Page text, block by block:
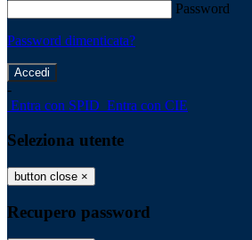
Password
Password dimenticata?
-
Entra con SPID Entra con CIE
Seleziona utente
button close ×
Recupero password